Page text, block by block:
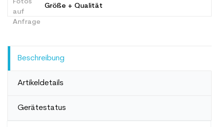
Größe + Qualität
Beschreibung
Artikeldetails
Gerätestatus